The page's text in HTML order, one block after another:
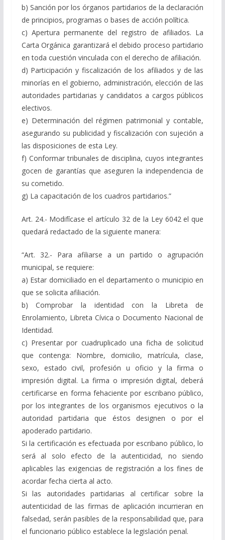
b) Sanción por los órganos partidarios de la declaración
de principios, programas o bases de acción política.
c) Apertura permanente del registro de afiliados. La
Carta Orgánica garantizará el debido proceso partidario
en toda cuestión vinculada con el derecho de afiliación.
d) Participación y fiscalización de los afiliados y de las
minorías en el gobierno, administración, elección de las
autoridades partidarias y candidatos a cargos públicos
electivos.
e) Determinación del régimen patrimonial y contable,
asegurando su publicidad y fiscalización con sujeción a
las disposiciones de esta Ley.
f) Conformar tribunales de disciplina, cuyos integrantes
gocen de garantías que aseguren la independencia de
su cometido.
g) La capacitación de los cuadros partidarios.”
Art. 24.- Modifícase el artículo 32 de la Ley 6042 el que
quedará redactado de la siguiente manera:
“Art. 32.- Para afiliarse a un partido o agrupación
municipal, se requiere:
a) Estar domiciliado en el departamento o municipio en
que se solicita afiliación.
b) Comprobar la identidad con la Libreta de
Enrolamiento, Libreta Cívica o Documento Nacional de
Identidad.
c) Presentar por cuadruplicado una ficha de solicitud
que contenga: Nombre, domicilio, matrícula, clase,
sexo, estado civil, profesión u oficio y la firma o
impresión digital. La firma o impresión digital, deberá
certificarse en forma fehaciente por escribano público,
por los integrantes de los organismos ejecutivos o la
autoridad partidaria que éstos designen o por el
apoderado partidario.
Si la certificación es efectuada por escribano público, lo
será al solo efecto de la autenticidad, no siendo
aplicables las exigencias de registración a los fines de
acordar fecha cierta al acto.
Si las autoridades partidarias al certificar sobre la
autenticidad de las firmas de aplicación incurrieran en
falsedad, serán pasibles de la responsabilidad que, para
el funcionario público establece la legislación penal.